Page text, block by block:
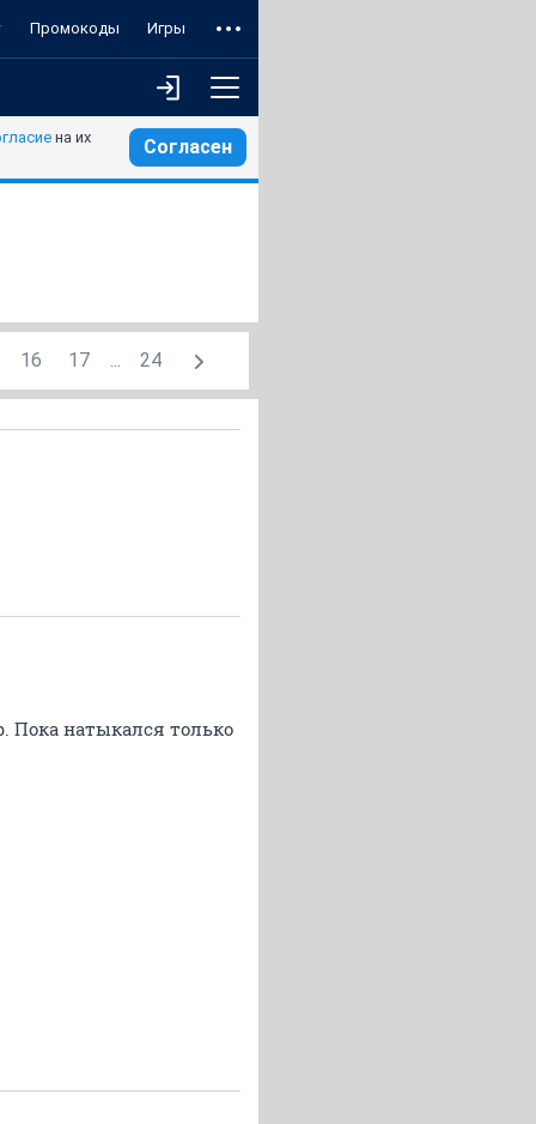
Промокоды Игры
на их
Согласен
16 17 ... 24
натыкался только